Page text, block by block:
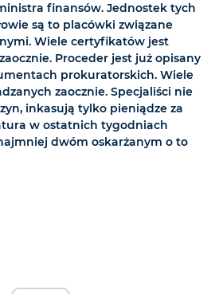
finansów. Jednostek tych
są to placówki związane
Wiele certyfikatów jest
Proceder jest już opisany
prokuratorskich. Wiele
zaocznie. Specjaliści nie
inkasują tylko pieniądze za
w ostatnich tygodniach
dwóm oskarżanym o to